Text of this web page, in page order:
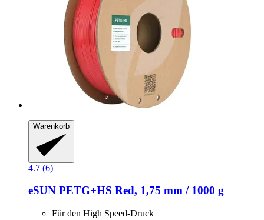
Warenkorb
4.7 (6)
eSUN PETG+HS Red, 1,75 mm / 1000 g
Für den High Speed-Druck